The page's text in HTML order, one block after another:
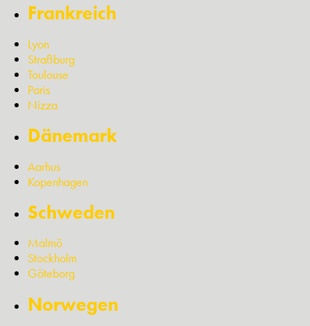
Frankreich
Lyon
Straßburg
Toulouse
Paris
Nizza
Dänemark
Aarhus
Kopenhagen
Schweden
Malmö
Stockholm
Göteborg
Norwegen